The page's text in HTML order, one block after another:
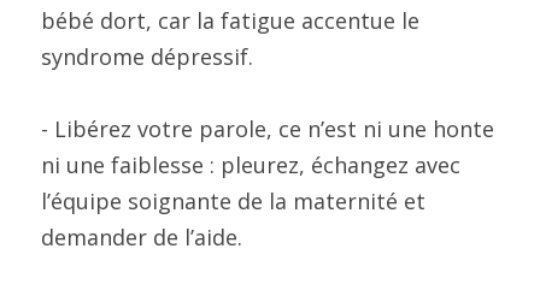
bébé dort, car la fatigue accentue le
syndrome dépressif.
- Libérez votre parole, ce n’est ni une honte
ni une faiblesse : pleurez, échangez avec
l’équipe soignante de la maternité et
demander de l’aide.